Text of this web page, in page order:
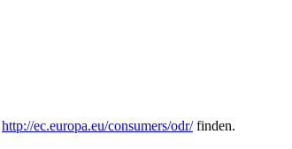
http://ec.europa.eu/consumers/odr/finden.